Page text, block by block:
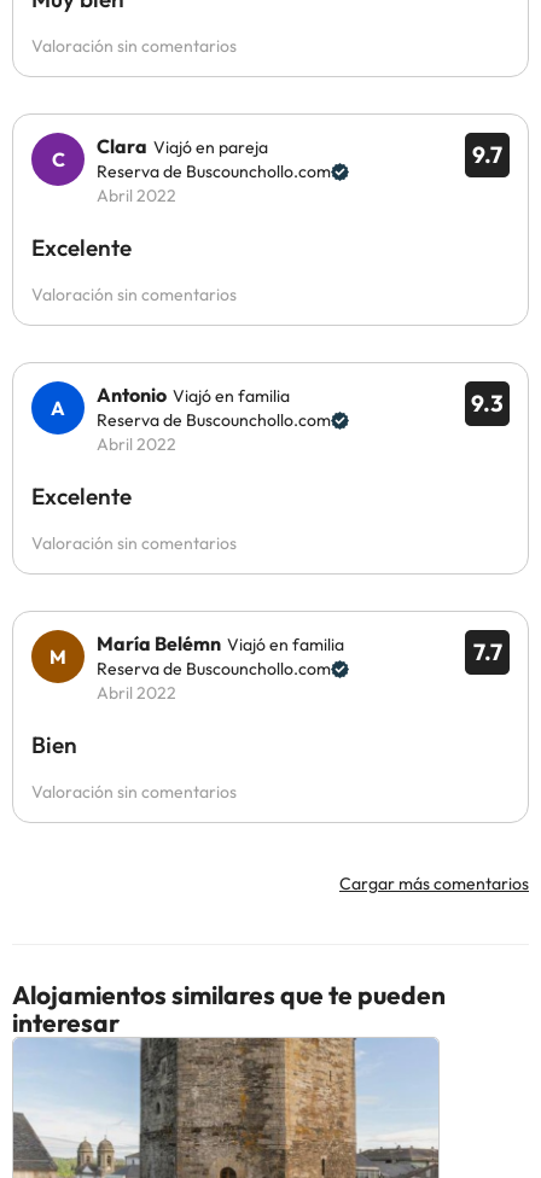
Valoración sin comentarios
9.7
Clara Viajó en pareja
Reserva de Buscounchollo.com
Abril 2022
Excelente
Valoración sin comentarios
9.3
Antonio Viajó en familia
Reserva de Buscounchollo.com
Abril 2022
Excelente
Valoración sin comentarios
7.7
María Belémn Viajó en familia
Reserva de Buscounchollo.com
Abril 2022
Bien
Valoración sin comentarios
Cargar más comentarios
Alojamientos similares que te pueden
interesar